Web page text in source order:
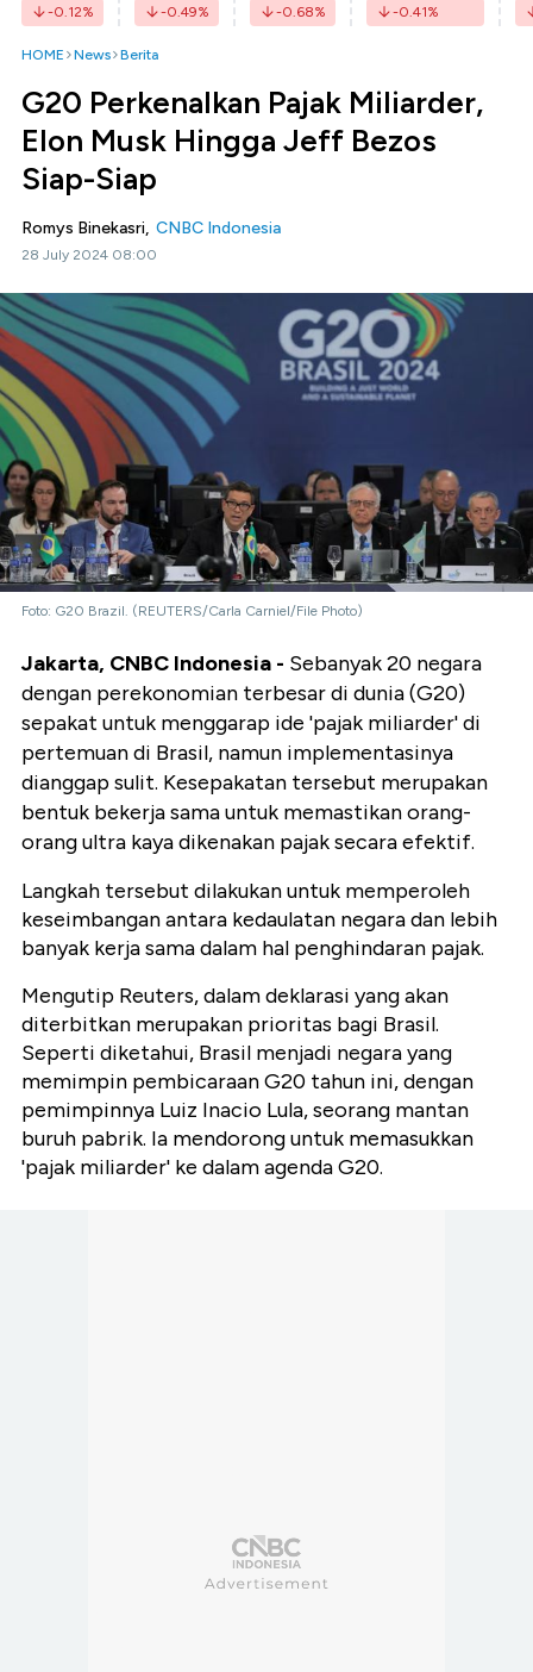
-0.12% -0.49% -0.68% -0.41%
HOME News Berita
G20 Perkenalkan Pajak Miliarder,
Elon Musk Hingga Jeff Bezos
Siap-Siap
Romys Binekasri, CNBC Indonesia
28 July 2024 08:00
Foto: G20 Brazil. (REUTERS/Carla Carniel/File Photo)
Jakarta, CNBC Indonesia - Sebanyak20 negara
dengan perekonomian terbesar di dunia (G20)
sepakat untuk menggarap ide 'pajak miliarder' di
pertemuan di Brasil, namun implementasinya
dianggap sulit. Kesepakatan tersebut merupakan
bentuk bekerja sama untuk memastikan orang-
orang ultra kaya dikenakan pajak secara efektif.
Langkah tersebut dilakukan untuk memperoleh
keseimbangan antara kedaulatan negara dan lebih
banyak kerja sama dalam hal penghindaran pajak.
Mengutip Reuters, dalam deklarasi yang akan
diterbitkan merupakan prioritas bagi Brasil.
Seperti diketahui, Brasil menjadi negara yang
memimpin pembicaraan G20 tahun ini, dengan
pemimpinnya Luiz Inacio Lula, seorang mantan
buruh pabrik. Ia mendorong untuk memasukkan
'pajak miliarder' ke dalam agenda G20.